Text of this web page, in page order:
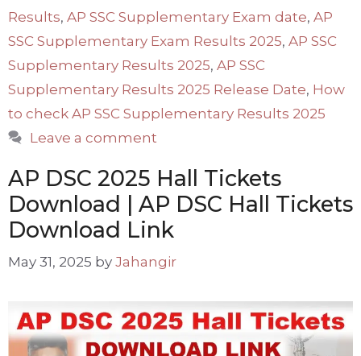
Results, AP SSC Supplementary Exam date, AP
SSC Supplementary Exam Results 2025, AP SSC
Supplementary Results 2025, AP SSC
Supplementary Results 2025 Release Date, How
to check AP SSC Supplementary Results 2025
Leave a comment
AP DSC 2025 Hall Tickets
Download | AP DSC Hall Tickets
Download Link
May 31, 2025 by Jahangir